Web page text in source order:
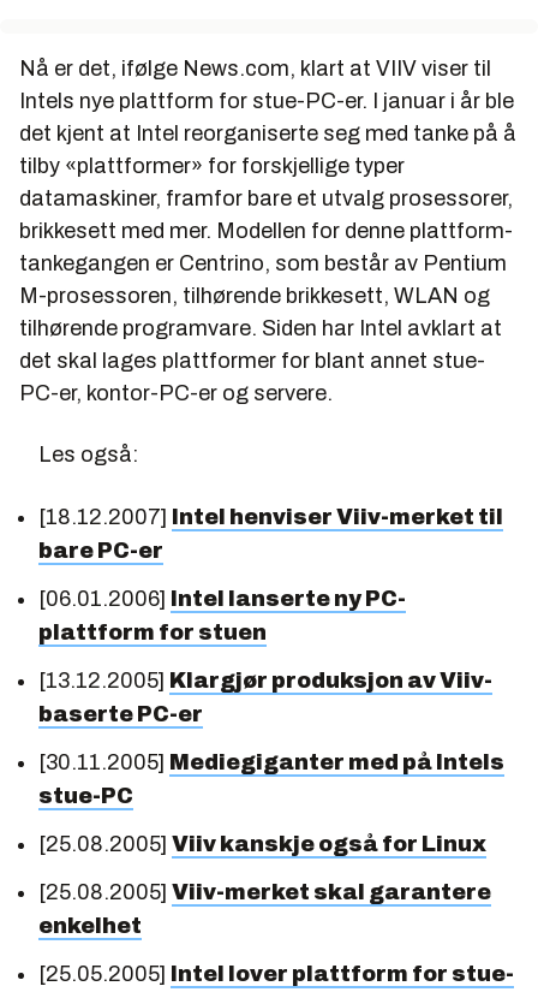
Nå er det, ifølge News.com, klart at VIIV viser til
Intels nye plattform for stue-PC-er. I januar i år ble
det kjent at Intel reorganiserte seg med tanke på å
tilby «plattformer» for forskjellige typer
datamaskiner, framfor bare et utvalg prosessorer,
brikkesett med mer. Modellen for denne plattform-
tankegangen er Centrino, som består av Pentium
M-prosessoren, tilhørende brikkesett, WLAN og
tilhørende programvare. Siden har Intel avklart at
det skal lages plattformer for blant annet stue-
PC-er, kontor-PC-er og servere.
Les også:
[18.12.2007]
Intel henviser Viiv-merket til
bare PC-er
[06.01.2006]
Intel lanserte ny PC-
plattform for stuen
[13.12.2005] Klargjør produksjon av Viiv-
baserte PC-er
[30.11.2005] Mediegiganter med på Intels
stue-PC
[25.08.2005] Viiv kanskje også for Linux
[25.08.2005] Viiv-merket skal garantere
enkelhet
[25.05.2005]
Intel lover plattform for stue-